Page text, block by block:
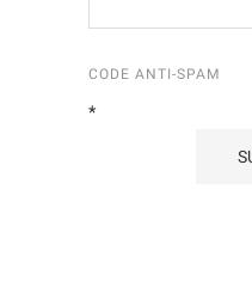
CODE ANTI-SPAM
*